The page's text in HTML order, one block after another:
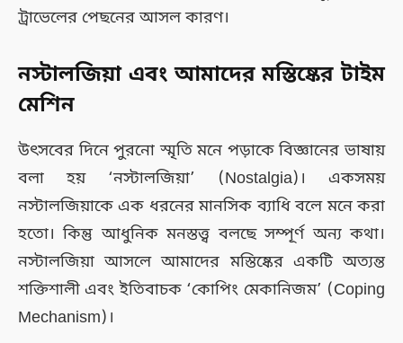
ট্রাভেলের পেছনের আসল কারণ।
নস্টালজিয়া এবং আমাদের মস্তিষ্কের টাইম
মেশিন
উৎসবের দিনে পুরনো স্মৃতি মনে পড়াকে বিজ্ঞানের ভাষায়
বলা হয় ‘নস্টালজিয়া’ (Nostalgia)। একসময়
নস্টালজিয়াকে এক ধরনের মানসিক ব্যাধি বলে মনে করা
হতো। কিন্তু আধুনিক মনস্তত্ত্ব বলছে সম্পূর্ণ অন্য কথা।
নস্টালজিয়া আসলে আমাদের মস্তিষ্কের একটি অত্যন্ত
শক্তিশালী এবং ইতিবাচক ‘কোপিং মেকানিজম’ (Coping
Mechanism)।